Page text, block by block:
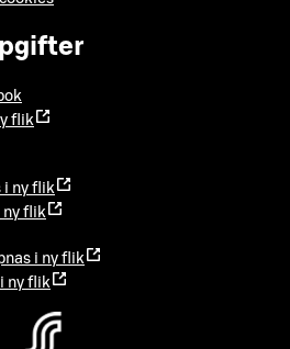
flik
i ny flik
ny flik
i ny flik
ny flik